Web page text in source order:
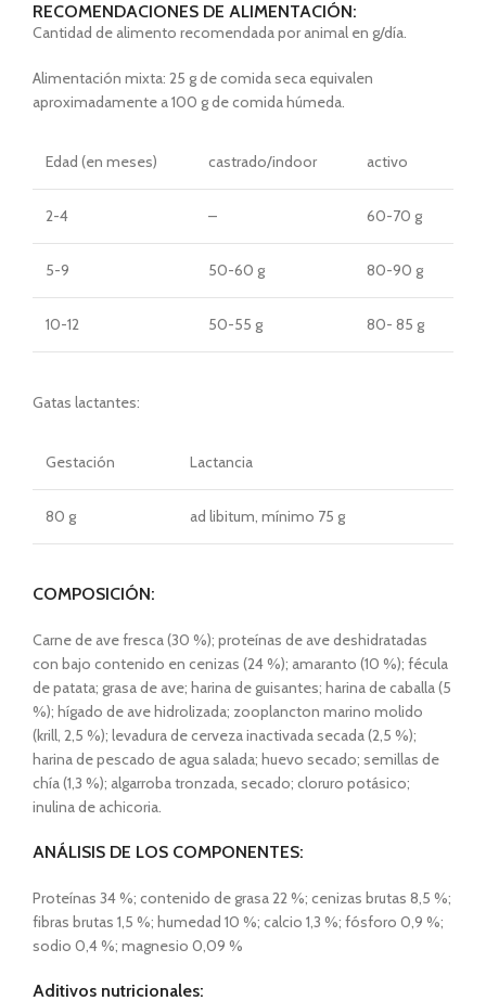
RECOMENDACIONES DE ALIMENTACIÓN:
Cantidad de alimento recomendada por animal en g/día.
Alimentación mixta: 25 g de comida seca equivalen
aproximadamente a 100 g de comida húmeda.
Edad (en meses) castrado/indoor activo
2-4 – 60-70 g
5-9 50-60 g 80-90 g
10-12 50-55 g 80- 85 g
Gatas lactantes:
Gestación Lactancia
80 g ad libitum, mínimo 75 g
COMPOSICIÓN:
Carne de ave fresca (30 %); proteínas de ave deshidratadas
con bajo contenido en cenizas (24 %); amaranto (10 %); fécula
de patata; grasa de ave; harina de guisantes; harina de caballa (5
%); hígado de ave hidrolizada; zooplancton marino molido
(krill, 2,5 %); levadura de cerveza inactivada secada (2,5 %);
harina de pescado de agua salada; huevo secado; semillas de
chía (1,3 %); algarroba tronzada, secado; cloruro potásico;
inulina de achicoria.
ANÁLISIS DE LOS COMPONENTES:
Proteínas 34 %; contenido de grasa 22 %; cenizas brutas 8,5 %;
fibras brutas 1,5 %; humedad 10 %; calcio 1,3 %; fósforo 0,9 %;
sodio 0,4 %; magnesio 0,09 %
Aditivos nutricionales: